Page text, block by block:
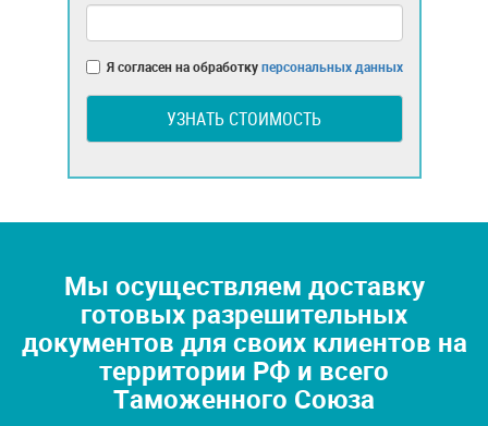
Я согласен на обработкуперсональных данных
УЗНАТЬ СТОИМОСТЬ
Мы осуществляем доставку
готовых разрешительных
документов для своих клиентов на
территории РФ и всего
Таможенного Союза